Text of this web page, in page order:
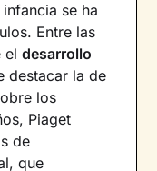
se ha
Entre las
eldesarrollo
destacar la de
los
Piaget
de
que